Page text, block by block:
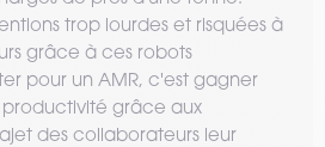
trop lourdes et risquées à
grâce à ces robots
pour un AMR, c'est gagner
productivité grâce aux
des collaborateurs leur